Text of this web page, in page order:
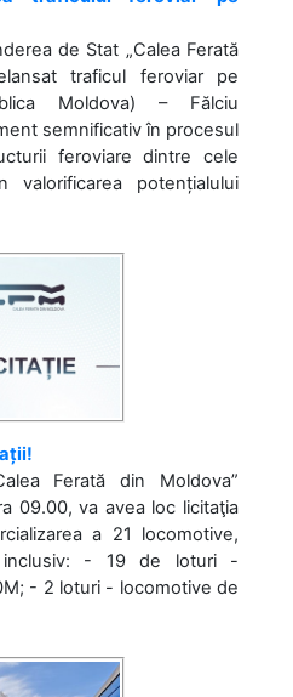
de Stat „Calea Ferată
traficul feroviar pe
Moldova) – Fălciu
semnificativ în procesul
feroviare dintre cele
potențialului
Ferată din Moldova”
09.00, va avea loc licitaţia
a 21 locomotive,
- 19 de loturi -
- 2 loturi - locomotive de